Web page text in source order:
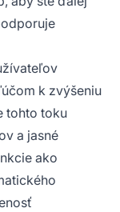
k zvýšeniu
tohto toku
a jasné
ako